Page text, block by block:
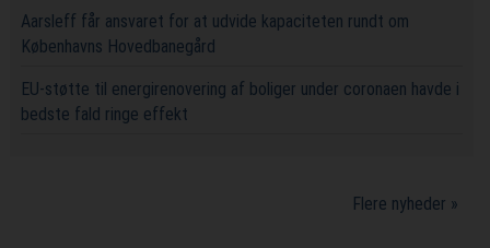
Aarsleff får ansvaret for at udvide kapaciteten rundt om
Københavns Hovedbanegård
EU-støtte til energirenovering af boliger under coronaen havde i
bedste fald ringe effekt
Flere nyheder »